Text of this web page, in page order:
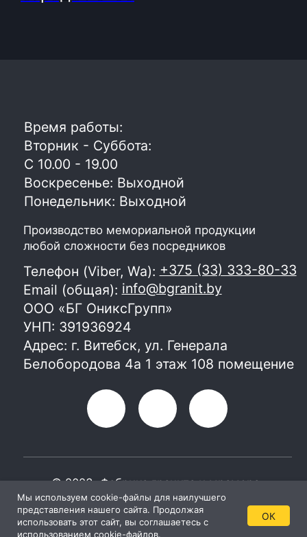
Мы используем cookie-файлы для наилучшего
представления нашего сайта. Продолжая
использовать этот сайт, вы соглашаетесь с
использованием cookie-файлов.
ОК